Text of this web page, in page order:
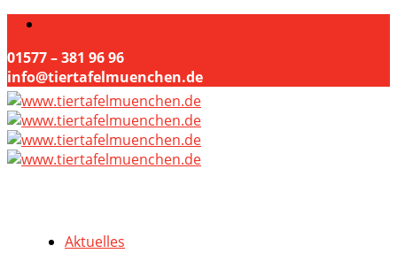
01577 – 381 96 96
info@tiertafelmuenchen.de
Aktuelles